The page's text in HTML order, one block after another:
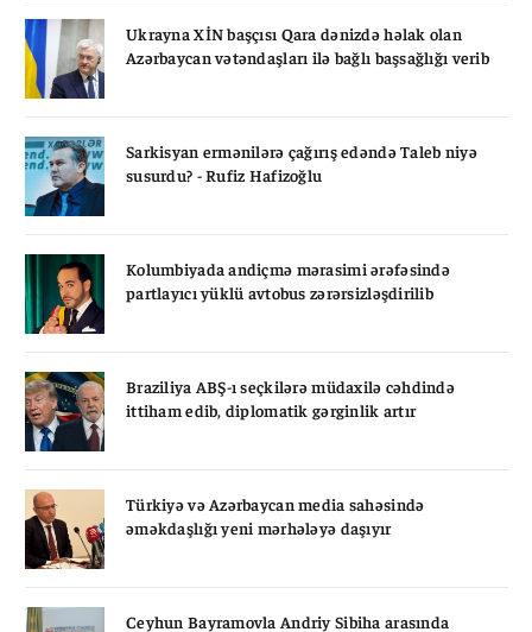
Ukrayna XİN başçısı Qara dənizdə həlak olan
Azərbaycan vətəndaşları ilə bağlı başsağlığı verib
Sarkisyan ermənilərə çağırış edəndə Taleb niyə
susurdu? - Rufiz Hafizoğlu
Kolumbiyada andiçmə mərasimi ərəfəsində
partlayıcı yüklü avtobus zərərsizləşdirilib
Braziliya ABŞ-ı seçkilərə müdaxilə cəhdində
ittiham edib, diplomatik gərginlik artır
Türkiyə və Azərbaycan media sahəsində
əməkdaşlığı yeni mərhələyə daşıyır
Ceyhun Bayramovla Andriy Sibiha arasında